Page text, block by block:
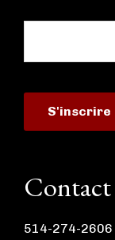
Contact
514-274-2606